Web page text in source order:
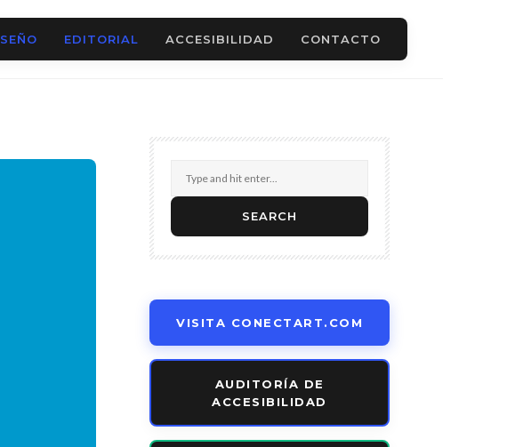
EDITORIAL ACCESIBILIDAD CONTACTO
VISITA CONECTART.COM
AUDITORÍA DE
ACCESIBILIDAD